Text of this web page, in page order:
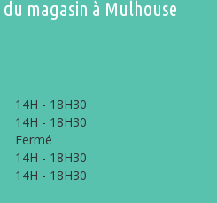
du magasin à Mulhouse
14H - 18H30
14H - 18H30
Fermé
14H - 18H30
14H - 18H30